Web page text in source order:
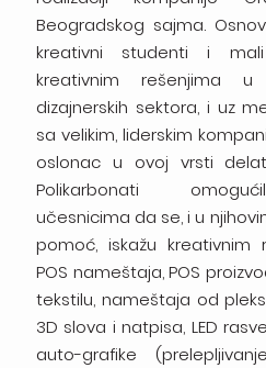
Beogradskog sajma.
kreativni studenti i
kreativnim rešenjima u
dizajnerskih sektora, i uz
sa velikim, liderskim
oslonac u ovoj vrsti
Polikarbonati
učesnicima da se, i u
pomoć, iskažu kreativnim
POS nameštaja, POS
tekstilu, nameštaja od
3D slova i natpisa, LED
auto-grafike